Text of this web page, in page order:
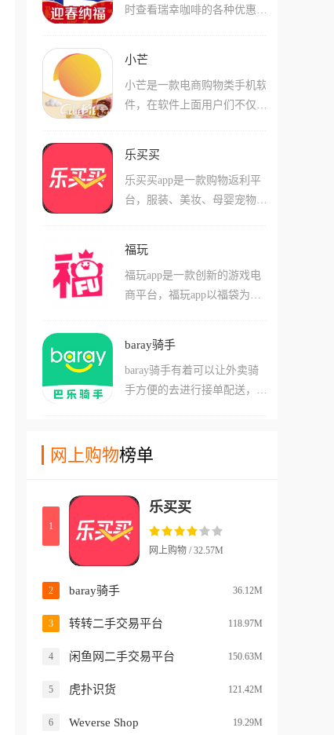
选，确保产品质量，操作界面
购物体验。
时查看瑞幸咖啡的各种优惠活
体验，每天都有很多大额优惠
券可以领取使用，拥有快速点
餐配送服务，用户可以设置好
有很多活动以及各种资讯可以
能，相关的信息以及各种问题
可以及时沟通，海量精选商品
吧。
小芒
小芒是一款电商购物类手机软
件，在软件上面用户们不仅通
提供，用户随时都能线上轻松
购物，助力顺丰的智慧物流升
级。这款软件整体界面简洁，
户都很友好，并且这款软件运
乐买买
乐买买app是一款购物返利平
台，服装、美妆、母婴宠物、
选择。用户通过登录乐买买ap
p，不仅可以抢购到各种福利
商品，省下一大笔开销，还能
能吸引了大量用户的目光，他
福玩
福玩app是一款创新的游戏电
商平台，福玩app以福袋为核
元素，福玩app为年轻的用户
群体打造了一个充满无限趣味
和惊喜的购物新天地。用户购
的购物方式，极大地满足了年
baray骑手
baray骑手有着可以让外卖骑
手方便的去进行接单配送，轻
单源，完全极大的方便每一个
键呼叫、数据收入统计等功能
来选择。快速的查询接单任
务，随时的去配送各种订单在
使用上起来更加便捷。
网上购物榜单
1
乐买买
网上购物 / 32.57M
2 baray骑手 36.12M
3 转转二手交易平台 118.97M
4 闲鱼网二手交易平台 150.63M
5 虎扑识货 121.42M
6 Weverse Shop 19.29M